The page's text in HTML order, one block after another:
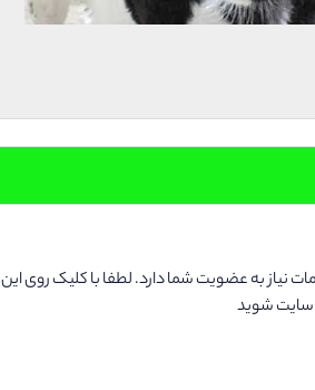
نیاز به عضویت شما دارد. لطفا با کلیک روی این
سایت شوید